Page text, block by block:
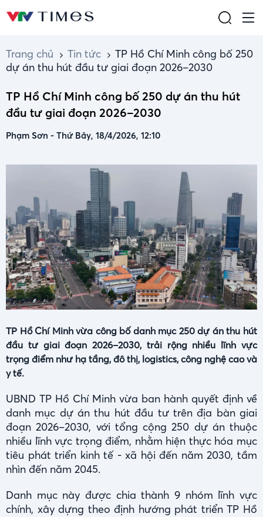
Trang chủ Tin tức
TP Hồ Chí Minh công bố 250
dự án thu hút đầu tư giai đoạn 2026–2030
TP Hồ Chí Minh công bố 250 dự án thu hút
đầu tư giai đoạn 2026–2030
Phạm Sơn - Thứ Bảy, 18/4/2026, 12:10
TP Hồ Chí Minh vừa công bố danh mục 250 dự án thu hút
đầu tư giai đoạn 2026–2030, trải rộng nhiều lĩnh vực
trọng điểm như hạ tầng, đô thị, logistics, công nghệ cao và
y tế.
UBND TP Hồ Chí Minh vừa ban hành quyết định về
danh mục dự án thu hút đầu tư trên địa bàn giai
đoạn 2026–2030, với tổng cộng 250 dự án thuộc
nhiều lĩnh vực trọng điểm, nhằm hiện thực hóa mục
tiêu phát triển kinh tế - xã hội đến năm 2030, tầm
nhìn đến năm 2045.
Danh mục này được chia thành 9 nhóm lĩnh vực
chính, xây dựng theo định hướng phát triển TP Hồ